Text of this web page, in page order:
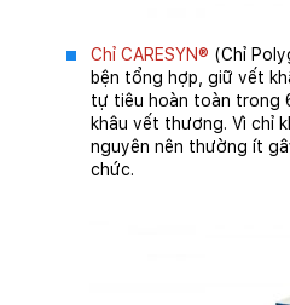
Chỉ CARESYN® (Chỉ
bện tổng hợp, giữ vết
tự tiêu hoàn toàn trong
khâu vết thương. Vì chỉ
nguyên nên thường ít
chức.